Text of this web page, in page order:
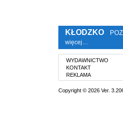
KŁODZKO
więcej…
WYDAWNICTWO
KONTAKT
REKLAMA
Copyright © 2026 Ver.